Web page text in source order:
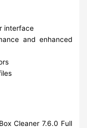
interface
and enhanced
Cleaner 7.6.0 Full